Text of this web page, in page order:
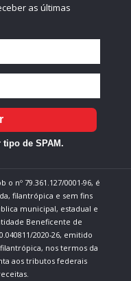
as últimas
de SPAM.
o nº 79.361.127/0001-96, é
filantrópica e sem fins
municipal, estadual e
Beneficente de
2020-26, emitido
nos termos da
aos tributos federais